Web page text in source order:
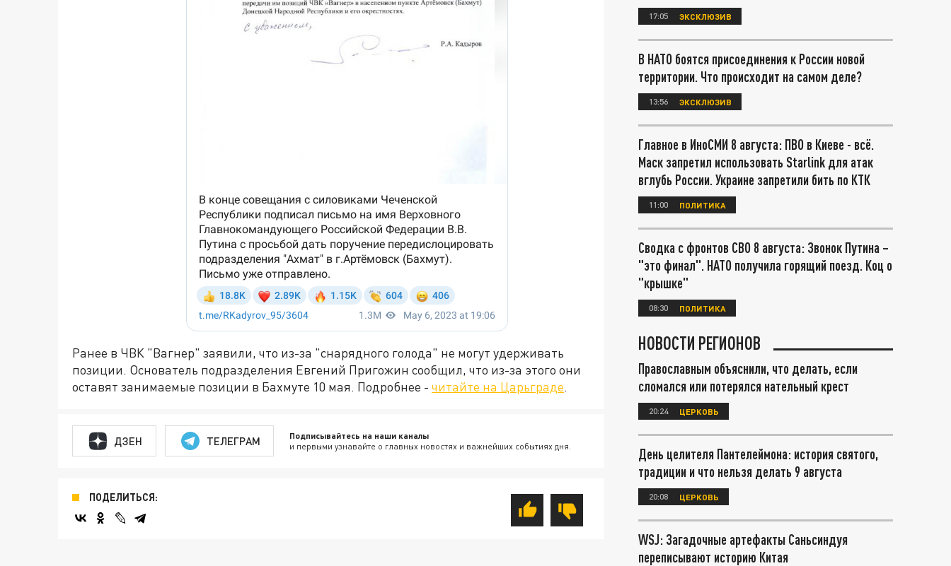
Ранее в ЧВК "Вагнер" заявили, что из-за "снарядного голода" не могут удерживать
позиции. Основатель подразделения Евгений Пригожин сообщил, что из-за этого они
оставят занимаемые позиции в Бахмуте 10 мая. Подробнее - читайте на Царьграде.
ДЗЕН ТЕЛЕГРАМ Подписывайтесь на наши каналы
и первыми узнавайте о главных новостях и важнейших событиях дня.
ПОДЕЛИТЬСЯ:
17:05 ЭКСКЛЮЗИВ
В НАТО боятся присоединения к России новой
территории. Что происходит на самом деле?
13:56 ЭКСКЛЮЗИВ
Главное в ИноСМИ 8 августа: ПВО в Киеве - всё.
Маск запретил использовать Starlink для атак
вглубь России. Украине запретили бить по КТК
11:00 ПОЛИТИКА
Сводка с фронтов СВО 8 августа: Звонок Путина –
"это финал". НАТО получила горящий поезд. Коц о
"крышке"
08:30 ПОЛИТИКА
НОВОСТИ РЕГИОНОВ
Православным объяснили, что делать, если
сломался или потерялся нательный крест
20:24 ЦЕРКОВЬ
День целителя Пантелеймона: история святого,
традиции и что нельзя делать 9 августа
20:08 ЦЕРКОВЬ
WSJ: Загадочные артефакты Саньсиндуя
переписывают историю Китая